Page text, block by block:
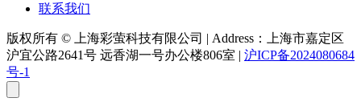
联系我们
版权所有 © 上海彩萤科技有限公司 | Address：上海市嘉定区
沪宜公路2641号 远香湖一号办公楼806室 | 沪ICP备2024080684
号-1